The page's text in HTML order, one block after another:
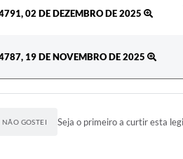
02 DE DEZEMBRO DE 2025
19 DE NOVEMBRO DE 2025
NÃO GOSTEI Seja o primeiro a curtir esta